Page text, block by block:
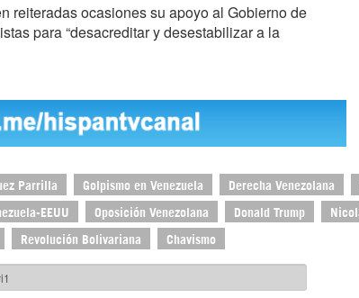
reiteradas ocasiones su apoyo al Gobierno de
para “desacreditar y desestabilizar a la
Parrilla Golpismo en Venezuela Derecha Venezolana
EEUU Oposición Venezolana Donald Trump
Revolución Bolivariana Chavismo